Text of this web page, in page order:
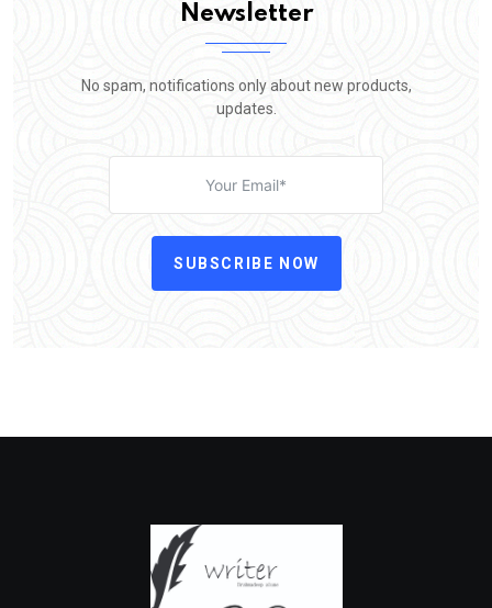
Newsletter
No spam, notifications only about new products,
updates.
SUBSCRIBE NOW